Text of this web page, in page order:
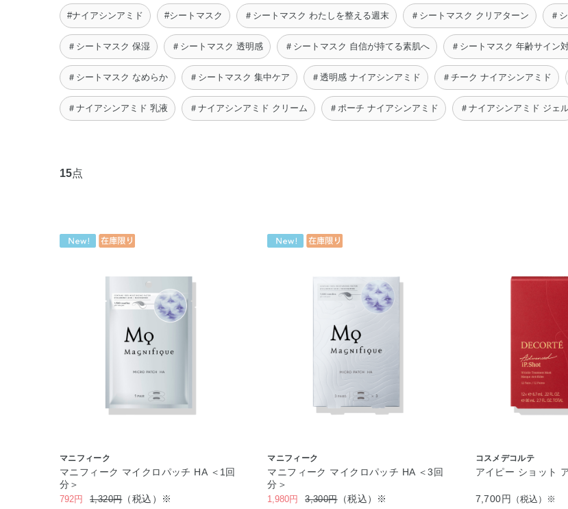
#ナイアシンアミド #シートマスク ＃シートマスク わたしを整える週末 ＃シートマスク クリアターン ＃
＃シートマスク 保湿 ＃シートマスク 透明感 ＃シートマスク 自信が持てる素肌へ ＃シートマスク 年齢サイン
＃シートマスク なめらか ＃シートマスク 集中ケア ＃透明感 ナイアシンアミド ＃チーク ナイアシンアミド
＃ナイアシンアミド 乳液 ＃ナイアシンアミド クリーム ＃ポーチ ナイアシンアミド ＃ナイアシンアミド ジェ
15点
マニフィーク
マニフィーク マイクロパッチ HA ＜1回
分＞
792円 1,320円（税込）※
マニフィーク
マニフィーク マイクロパッチ HA ＜3回
分＞
1,980円 3,300円（税込）※
コスメデコルテ
アイピー ショット
7,700円 （税込）※